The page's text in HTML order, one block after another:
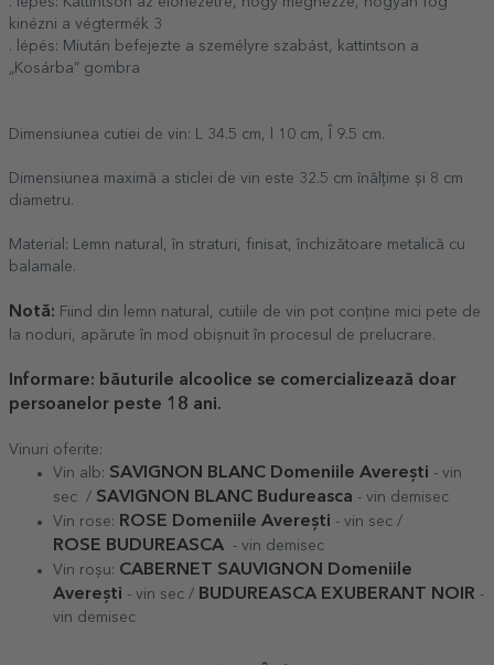
kinézni a végtermék 3
. lépés: Miután befejezte a személyre szabást, kattintson a
„Kosárba” gombra
Dimensiunea cutiei de vin: L 34.5 cm, l 10 cm, Î 9.5 cm.
Dimensiunea maximă a sticlei de vin este 32.5 cm înălțime și 8 cm
diametru.
Material: Lemn natural, în straturi, finisat, închizătoare metalică cu
balamale.
Notă: Fiind din lemn natural, cutiile de vin pot conține mici pete de
la noduri, apărute în mod obișnuit în procesul de prelucrare.
Informare: băuturile alcoolice se comercializează doar
persoanelor peste 18 ani.
Vinuri oferite:
Vin alb: SAVIGNON BLANC Domeniile Averești - vin
sec / SAVIGNON BLANC Budureasca - vin demisec
Vin rose: ROSE Domeniile Averești - vin sec /
ROSE BUDUREASCA
- vin demisec
Vin roșu: CABERNET SAUVIGNON Domeniile
Averești - vin sec / BUDUREASCA EXUBERANT NOIR -
vin demisec